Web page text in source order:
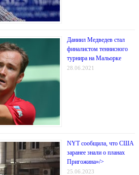
Даниил Медведев стал
финалистом теннисного
турнира на Мальорке
28.06.2021
NYT сообщила, что США
заранее знали о планах
Пригожина»/>
25.06.2023